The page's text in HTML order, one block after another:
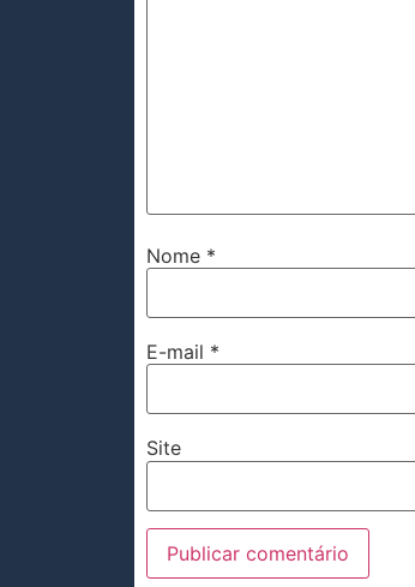
Nome *
E-mail *
Site